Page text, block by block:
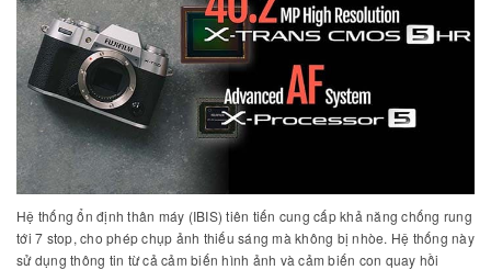
Hệ thống ổn định thân máy (IBIS) tiên tiến cung cấp khả năng chống rung
tới 7 stop, cho phép chụp ảnh thiếu sáng mà không bị nhòe. Hệ thống này
sử dụng thông tin từ cả cảm biến hình ảnh và cảm biến con quay hồi